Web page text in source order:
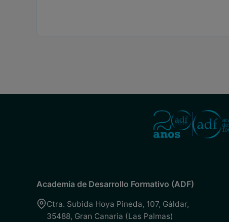
Academia de Desarrollo Formativo (ADF)
Ctra. Subida Hoya Pineda, 107, Gáldar,
35488, Gran Canaria (Las Palmas)